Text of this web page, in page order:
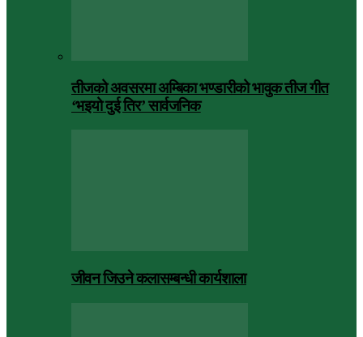
तीजको अवसरमा अम्बिका भण्डारीको भावुक तीज गीत
‘भइयो दुई तिर’ सार्वजनिक
जीवन जिउने कलासम्बन्धी कार्यशाला